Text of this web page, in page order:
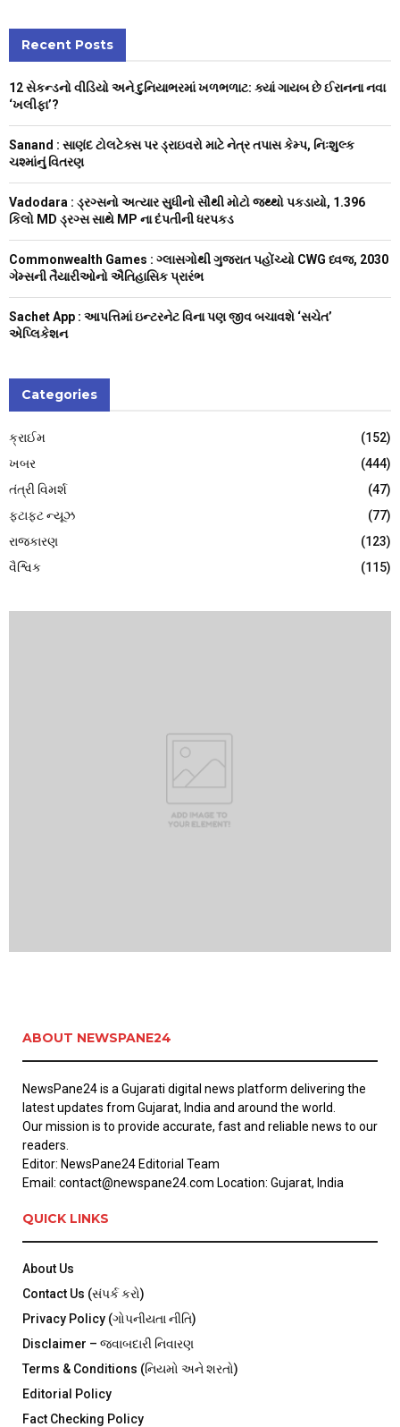
h
f
o
A
Recent Posts
12 સેકન્ડનો વીડિયો અને દુનિયાભરમાં ખળભળાટ: ક્યાં ગાયબ છે ઈરાનના નવા
‘ખલીફા’?
Sanand : સાણંદ ટોલટેક્સ પર ડ્રાઇવરો માટે નેત્ર તપાસ કેમ્પ, નિઃશુલ્ક
ચશ્માંનું વિતરણ
Vadodara : ડ્રગ્સનો અત્યાર સુધીનો સૌથી મોટો જથ્થો પકડાયો, 1.396
કિલો MD ડ્રગ્સ સાથે MP ના દંપતીની ધરપકડ
Commonwealth Games : ગ્લાસગોથી ગુજરાત પહોંચ્યો CWG ધ્વજ, 2030
ગેમ્સની તૈયારીઓનો ઐતિહાસિક પ્રારંભ
Sachet App : આપત્તિમાં ઇન્ટરનેટ વિના પણ જીવ બચાવશે ‘સચેત’
એપ્લિકેશન
Categories
ક્રાઈમ
(152)
ખબર
(444)
તંત્રી વિમર્શ
(47)
ફટાફટ ન્યૂઝ
(77)
રાજકારણ
(123)
વૈશ્વિક
(115)
ABOUT NEWSPANE24
NewsPane24 is a Gujarati digital news platform delivering the
latest updates from Gujarat, India and around the world.
Our mission is to provide accurate, fast and reliable news to our
readers.
Editor: NewsPane24 Editorial Team
Email: contact@newspane24.com Location: Gujarat, India
QUICK LINKS
About Us
Contact Us (સંપર્ક કરો)
Privacy Policy (ગોપનીયતા નીતિ)
Disclaimer – જવાબદારી નિવારણ
Terms & Conditions (નિયમો અને શરતો)
Editorial Policy
Fact Checking Policy